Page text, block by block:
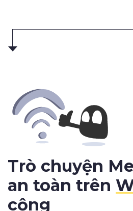
Trò chuyện
an toàn trên
cộng